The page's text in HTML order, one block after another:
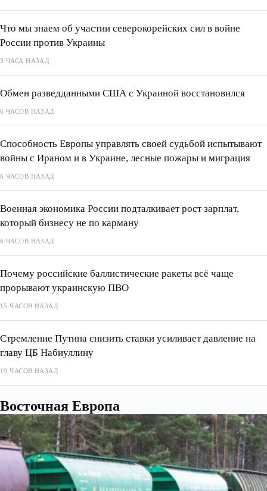
Что мы знаем об участии северокорейских сил в войне
России против Украины
3 ЧАСА НАЗАД
Обмен разведданными США с Украиной восстановился
6 ЧАСОВ НАЗАД
Способность Европы управлять своей судьбой испытывают
войны с Ираном и в Украине, лесные пожары и миграция
6 ЧАСОВ НАЗАД
Военная экономика России подталкивает рост зарплат,
который бизнесу не по карману
6 ЧАСОВ НАЗАД
Почему российские баллистические ракеты всё чаще
прорывают украинскую ПВО
15 ЧАСОВ НАЗАД
Стремление Путина снизить ставки усиливает давление на
главу ЦБ Набиуллину
19 ЧАСОВ НАЗАД
Восточная Европа